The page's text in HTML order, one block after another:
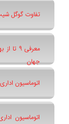
تفاوت گوگل
معرفی
جهان
اتوماسیون
اتوماسیون